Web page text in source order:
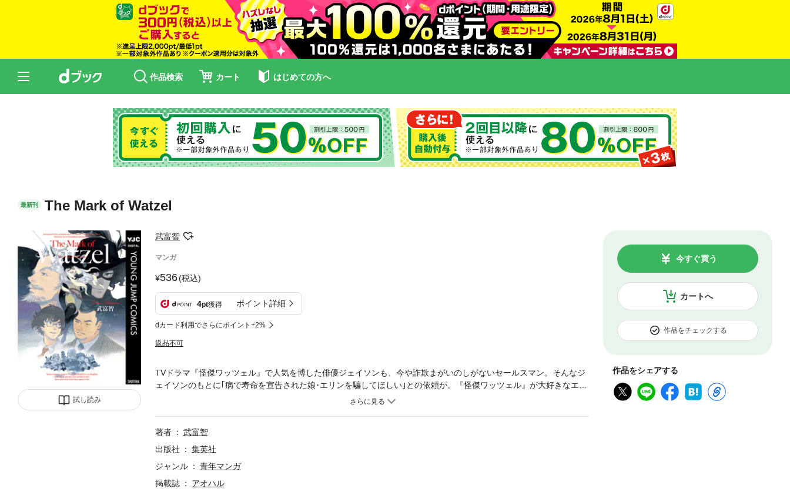
作品検索 カート はじめての方へ
最新刊 The Mark of Watzel
試し読み
武富智
マンガ
536(税込)
4pt獲得 ポイント詳細
dカード利用でさらにポイント+2%
返品不可
カートへ
今すぐ買う
作品をチェックする
作品をシェアする
TVドラマ『怪傑ワッツェル』で人気を博した俳優ジェイソンも、今や詐欺まがいのしがないセールスマン。そんなジ
ェイソンのもとに｢病で寿命を宣告された娘･エリンを騙してほしい｣との依頼が。『怪傑ワッツェル』が大好きなエリ
ンを前に、ジェイソンは再びヒーローになれるのか…。
著者
武富智
出版社
集英社
ジャンル
青年マンガ
掲載誌
アオハル